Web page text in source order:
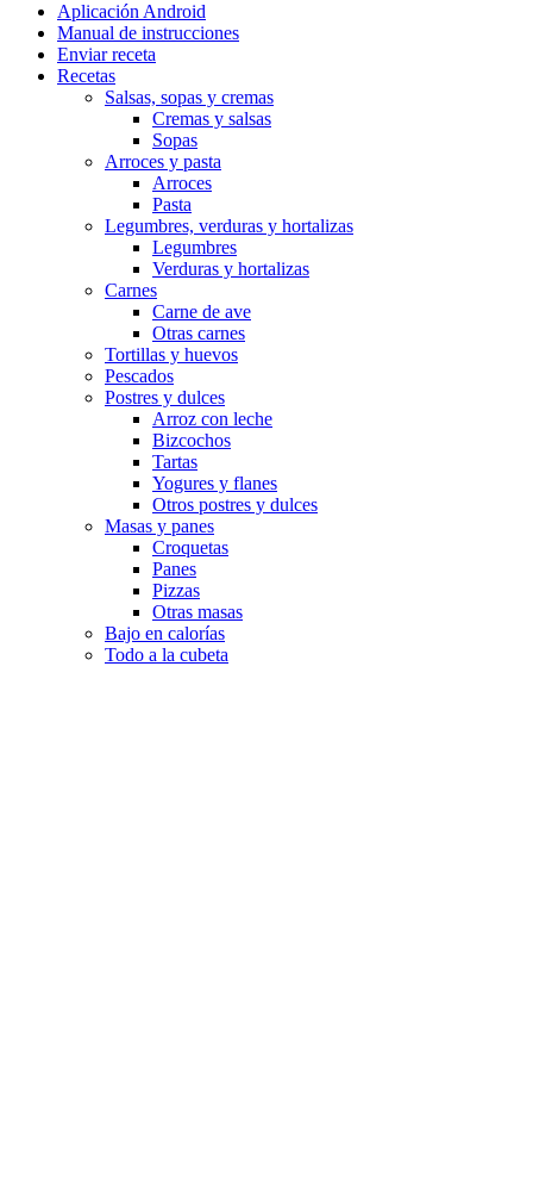
Aplicación Android
Manual de instrucciones
Enviar receta
Recetas
Salsas, sopas y cremas
Cremas y salsas
Sopas
Arroces y pasta
Arroces
Pasta
Legumbres, verduras y hortalizas
Legumbres
Verduras y hortalizas
Carnes
Carne de ave
Otras carnes
Tortillas y huevos
Pescados
Postres y dulces
Arroz con leche
Bizcochos
Tartas
Yogures y flanes
Otros postres y dulces
Masas y panes
Croquetas
Panes
Pizzas
Otras masas
Bajo en calorías
Todo a la cubeta